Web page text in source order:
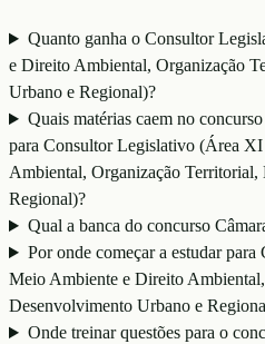
Quanto ganha o Consultor
e Direito Ambiental, Organização
Urbano e Regional)?
Quais matérias caem no
para Consultor Legislativo (Área
Ambiental, Organização
Regional)?
Qual a banca do concurso
Por onde começar a estudar
Meio Ambiente e Direito
Desenvolvimento Urbano e
Onde treinar questões para o